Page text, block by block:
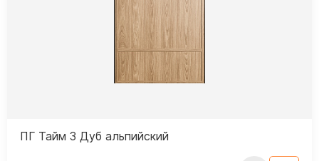
ПГ Тайм 3 Дуб альпийский